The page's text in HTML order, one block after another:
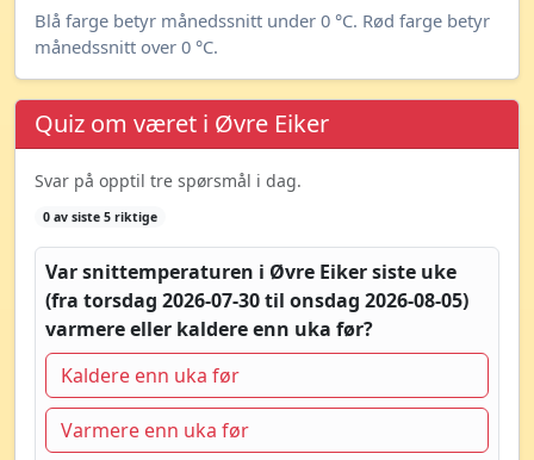
Blå farge betyr månedssnitt under 0 °C. Rød farge betyr
månedssnitt over 0 °C.
Quiz om været i Øvre Eiker
Svar på opptil tre spørsmål i dag.
0 av siste 5 riktige
Var snittemperaturen i Øvre Eiker siste uke
(fra torsdag 2026-07-30 til onsdag 2026-08-05)
varmere eller kaldere enn uka før?
Kaldere enn uka før
Varmere enn uka før